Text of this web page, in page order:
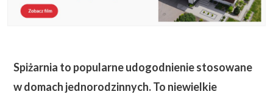
Spiżarnia to popularne udogodnienie stosowane
w domach jednorodzinnych. To niewielkie